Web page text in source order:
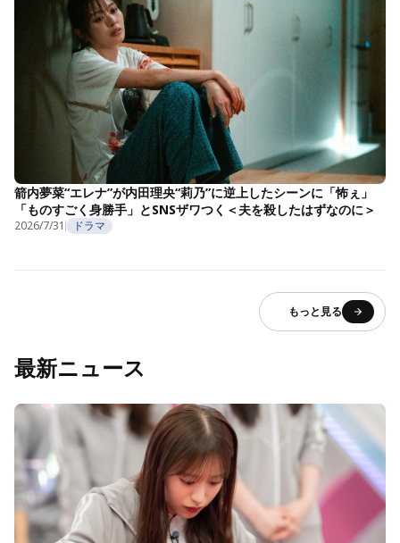
箭内夢菜“エレナ”が内田理央“莉乃”に逆上したシーンに「怖ぇ」
「ものすごく身勝手」とSNSザワつく＜夫を殺したはずなのに＞
2026/7/31 ドラマ
もっと見る
最新ニュース